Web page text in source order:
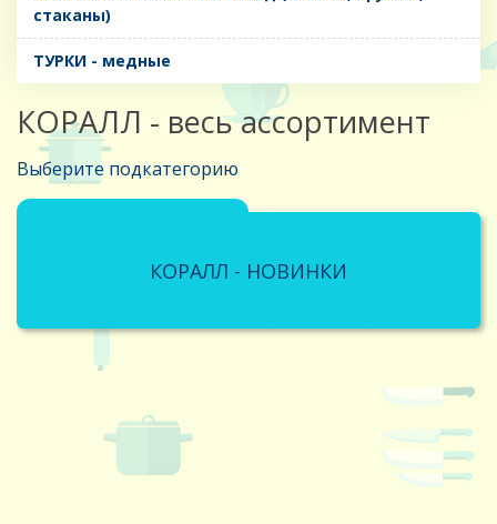
стаканы)
ТУРКИ - медные
КОРАЛЛ - весь ассортимент
Выберите подкатегорию
КОРАЛЛ - НОВИНКИ